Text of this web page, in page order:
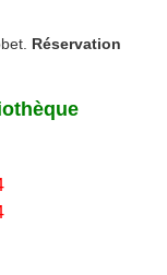
Réservation